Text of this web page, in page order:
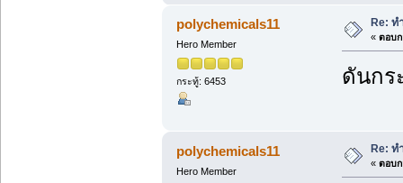
polychemicals11
Hero Member
กระทู้: 6453
Re: ท
« ตอบก
ดันกร
polychemicals11
Hero Member
Re: ท
« ตอบก